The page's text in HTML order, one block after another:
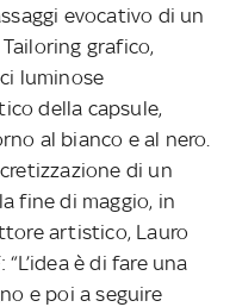
evocativo di un
grafico,
luminose
della capsule,
al bianco e al nero.
di un
fine di maggio, in
artistico, Lauro
è di fare una
e poi a seguire